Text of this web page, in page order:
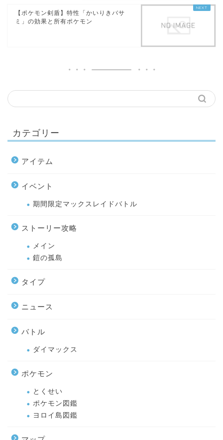
【ポケモン剣盾】特性「かいりきバサ
ミ」の効果と所有ポケモン
カテゴリー
アイテム
イベント
期間限定マックスレイドバトル
ストーリー攻略
メイン
鎧の孤島
タイプ
ニュース
バトル
ダイマックス
ポケモン
とくせい
ポケモン図鑑
ヨロイ島図鑑